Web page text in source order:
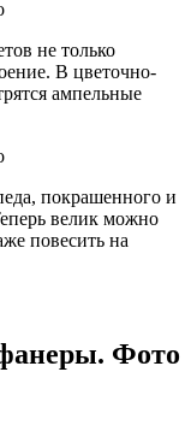
не только
В цветочно-
ампельные
покрашенного и
велик можно
повесить на
Фото